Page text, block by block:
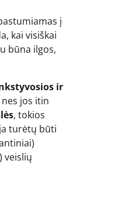
į
kai visiškai
būna ilgos,
ir
jos itin
, tokios
turėtų būti
veislių